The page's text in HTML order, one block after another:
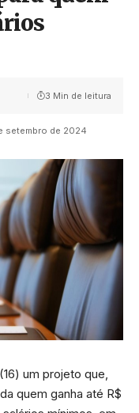
setembro de 2024
3 Min de leitura
um projeto que,
quem ganha até R$